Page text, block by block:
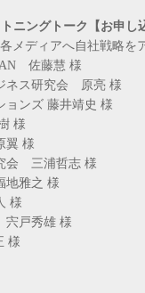
ニングトーク【お申し
メディアへ自社戦略を
佐藤慧 様
ネス研究会 原亮 様
ンズ 藤井靖史 様
様
様
会 三浦哲志 様
雅之 様
様
戸秀雄 様
様